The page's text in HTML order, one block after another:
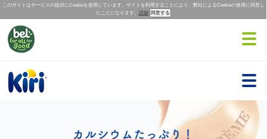
このサイトはサービスの提供にCookieを使用しています。サイトを利用することにより、弊社によるCookieの使用に同意し
たことになります。 詳細